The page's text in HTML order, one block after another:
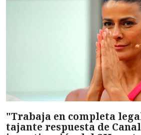
"Trabaja en completa
tajante respuesta de